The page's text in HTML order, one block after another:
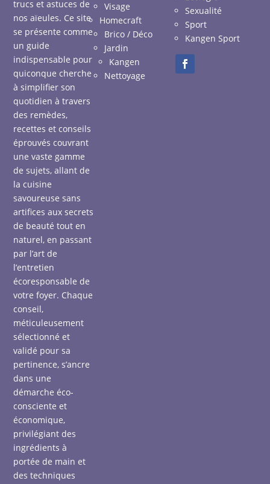
trucs et astuces de
nos aïeules. Ce site
se présente comme
un guide
indispensable pour
quiconque cherche
à simplifier son
quotidien à travers
des remèdes,
recettes et conseils
éprouvés couvrant
une vaste gamme
de sujets, allant de
la cuisine
savoureuse sans
artifices aux secrets
de beauté tout en
naturel, en passant
par l’art de
l’entretien
écoresponsable de
votre foyer. Chaque
conseil,
méticuleusement
sélectionné et
validé pour sa
pertinence, s’ancre
dans une
démarche éco-
consciente et
économique,
privilégiant des
ingrédients à
portée de main et
des techniques
Visage
Homecraft
Brico / Déco
Jardin
Kangen
Nettoyage
Sexualité
Sport
Kangen Sport